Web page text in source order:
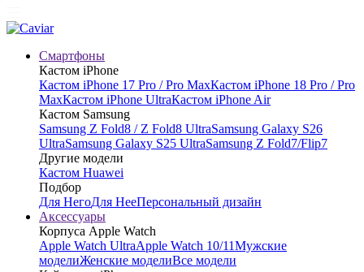
Смартфоны
Кастом iPhone
Кастом iPhone 17 Pro / Pro MaxКастом iPhone 18 Pro / Pro
MaxКастом iPhone UltraКастом iPhone Air
Кастом Samsung
Samsung Z Fold8 / Z Fold8 UltraSamsung Galaxy S26
UltraSamsung Galaxy S25 UltraSamsung Z Fold7/Flip7
Другие модели
Кастом Huawei
Подбор
Для НегоДля НееПерсональный дизайн
Аксессуары
Корпуса Apple Watch
Apple Watch UltraApple Watch 10/11Мужские
моделиЖенские моделиВсе модели